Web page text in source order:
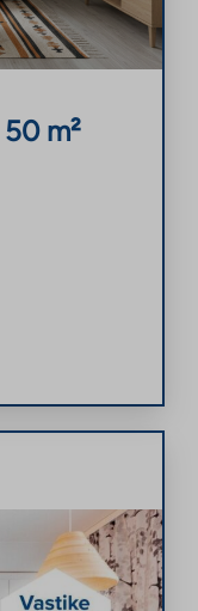
50 m²